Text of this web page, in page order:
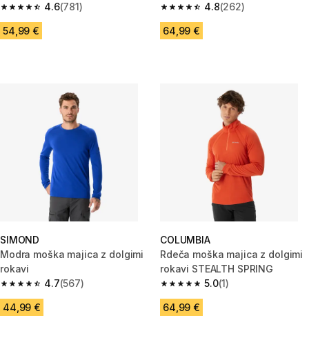
4.6
4.6 od 5 zvezdic from 781 ocene
(781)
54,99 €
RESIST
4.8
4.8 od 5 zvezdic from 262
(262)
64,99 €
SIMOND
Modra moška majica z dolgimi
rokavi
4.7
4.7 od 5 zvezdic from 567 ocene
(567)
44,99 €
COLUMBIA
Rdeča moška majica z dolgimi
rokavi STEALTH SPRING
5.0
5.0 od 5 zvezdic from 1 ocene
(1)
64,99 €